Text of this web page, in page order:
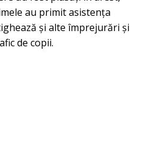
au primit asistența
și alte împrejurări și
de copii.